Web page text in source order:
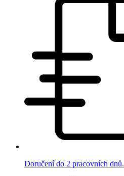
Doručení do 2 pracovních dnů.